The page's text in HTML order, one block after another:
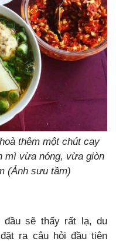
thêm một chút cay
mì vừa nóng, vừa giòn
(Ảnh sưu tầm)
đầu sẽ thấy rất lạ, du
ra câu hỏi đầu tiên